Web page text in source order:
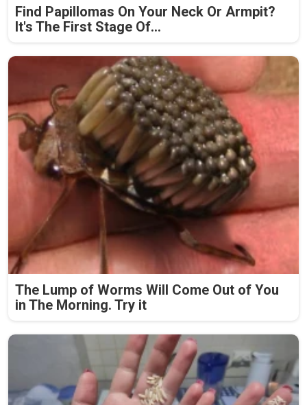
Find Papillomas On Your Neck Or Armpit?
It's The First Stage Of...
The Lump of Worms Will Come Out of You
in The Morning. Try it